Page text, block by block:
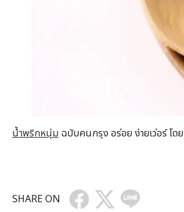
น้ำพริกหนุ่ม ฉบับคนกรุง อร่อย ง่ายเว่อร์ โดย
SHARE ON